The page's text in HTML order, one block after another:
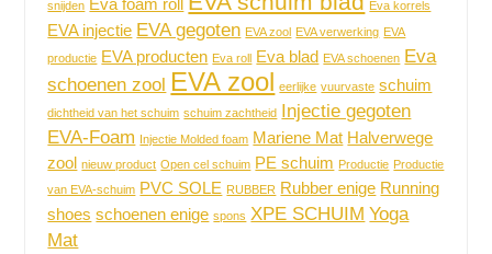
snijden Eva foam roll Eva korrels
EVA injectie EVA gegoten EVA zool EVA verwerking EVA
productie EVA producten Eva roll Eva blad EVA schoenen Eva
schoenen zool EVA zool eerlijke vuurvaste schuim
dichtheid van het schuim schuim zachtheid Injectie gegoten
EVA-Foam
Injectie Molded foam Mariene Mat Halverwege
zool
nieuw product Open cel schuim PE schuim Productie Productie
van EVA-schuim PVC SOLE RUBBER Rubber enige Running
shoes schoenen enige spons XPE SCHUIM Yoga
Mat